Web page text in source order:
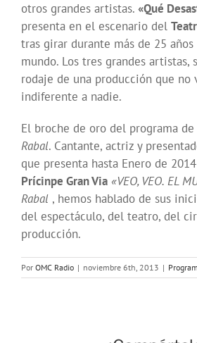
otros grandes artistas. «Qué
presenta en el escenario del
tras girar durante más de 25
mundo. Los tres grandes artistas,
rodaje de una producción que no
indiferente a nadie.
El broche de oro del programa
Rabal. Cantante, actriz y
que presenta hasta Enero de
Prícinpe Gran Via «VEO, VEO. EL
Rabal , hemos hablado de sus
del espectáculo, del teatro, del
producción.
Por OMC Radio | noviembre 6th, 2013 |